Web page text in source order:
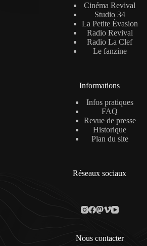
Cinéma Revival
Studio 34
La Petite Évasion
Radio Revival
Radio La Clef
Le fanzine
Informations
Infos pratiques
FAQ
Revue de presse
Historique
Plan du site
Réseaux sociaux
Nous contacter